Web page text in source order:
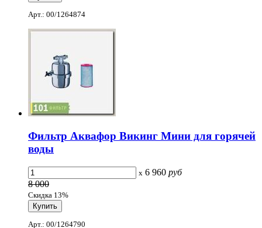
Арт.: 00/1264874
Фильтр Аквафор Викинг Мини для горячей
воды
x 6 960 руб
8 000
Скидка 13%
Арт.: 00/1264790